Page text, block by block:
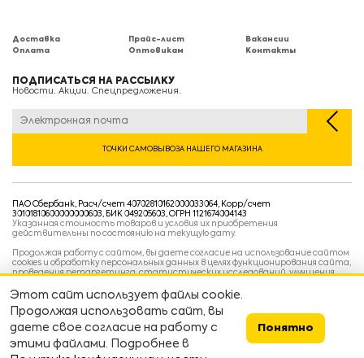
Доставка
Оплата
Прайс-лист
Оптовикам
Вакансии
Контакты
ПОДПИСАТЬСЯ НА РАССЫЛКУ
Новости. Акции. Спецпредложения.
ТОЧКИ САМОВЫВОЗА НАШЕГО МАГАЗИНА
ПАО Сбербанк, Расч/счет 40702810162000033064, Корр/счет
30101810600000000603, БИК 049205603, ОГРН 1121674004143
Указанная стоимость товаров и условия их приобретения
действительны по состоянию на текущую дату.
Продолжая работу с сайтом, вы даете согласие на использование сайтом
cookies и обработку персональных данных в целях функционирования сайта,
проведения ретаргетинга, статистических исследований, улучшения
ваших предпочтений и интересов.
Политика конфиденциальности
Условия пользовательского соглашения
Условия продажи
Сделано в
Этот сайт использует файлы cookie.
Продолжая использовать сайт, вы
даете свое согласие на работу с
этими файлами. Подробнее в
Понятно